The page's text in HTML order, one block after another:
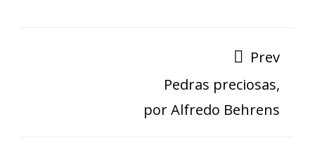
Prev
Pedras preciosas,
por Alfredo Behrens